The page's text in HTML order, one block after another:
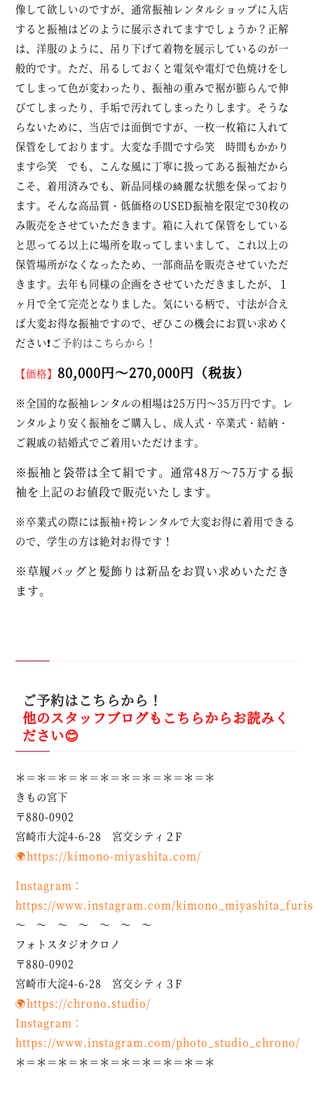
像して欲しいのですが、通常振袖レンタルショップに入店
すると振袖はどのように展示されてますでしょうか？正解
は、洋服のように、吊り下げて着物を展示しているのが一
般的です。ただ、吊るしておくと電気や電灯で色焼けをし
てしまって色が変わったり、振袖の重みで裾が膨らんで伸
びてしまったり、手垢で汚れてしまったりします。そうな
らないために、当店では面倒ですが、一枚一枚箱に入れて
保管をしております。大変な手間です💦笑 時間もかかり
ます💦笑 でも、こんな風に丁寧に扱ってある振袖だから
こそ、着用済みでも、新品同様の綺麗な状態を保っており
ます。そんな高品質・低価格のUSED振袖を限定で30枚の
み販売をさせていただきます。箱に入れて保管をしている
と思ってる以上に場所を取ってしまいまして、これ以上の
保管場所がなくなったため、一部商品を販売させていただ
きます。去年も同様の企画をさせていただきましたが、１
ヶ月で全て完売となりました。気にいる柄で、寸法が合え
ば大変お得な振袖ですので、ぜひこの機会にお買い求めく
ださい❗ご予約はこちらから！
【価格】 80,000円～270,000円（税抜）
※全国的な振袖レンタルの相場は25万円～35万円です。レ
ンタルより安く振袖をご購入し、成人式・卒業式・結納・
ご親戚の結婚式でご着用いただけます。
※振袖と袋帯は全て絹です。通常48万～75万する振
袖を上記のお値段で販売いたします。
※卒業式の際には振袖+袴レンタルで大変お得に着用できる
ので、学生の方は絶対お得です！
※草履バッグと髪飾りは新品をお買い求めいただき
ます。
ご予約はこちらから！
他のスタッフブログもこちらからお読みく
ださい😊
＊＝＊＝＊＝＊＝＊＝＊＝＊＝＊＝＊＝＊
きもの宮下
〒880-0902
宮崎市大淀4-6-28 宮交シティ２F
🌍https://kimono-miyashita.com/
Instagram：
https://www.instagram.com/
～ ～ ～ ～ ～ ～ ～
フォトスタジオクロノ
〒880-0902
宮崎市大淀4-6-28 宮交シティ３F
🌍https://chrono.studio/
Instagram ：
https://www.instagram.com/photo_studio_chrono/
＊＝＊＝＊＝＊＝＊＝＊＝＊＝＊＝＊＝＊